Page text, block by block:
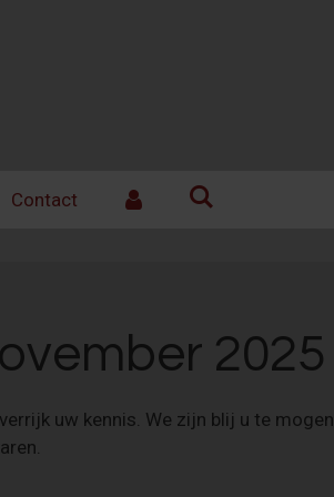
Contact
2025
uw kennis. We zijn blij u te mogen